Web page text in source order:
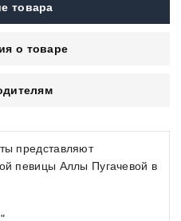
товара
о товаре
представляют
певицы Аллы Пугачевой в